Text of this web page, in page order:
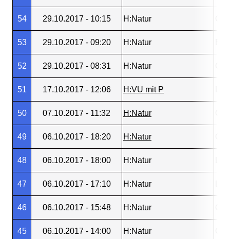
54 29.10.2017 - 10:15 H:Natur
53 29.10.2017 - 09:20 H:Natur
52 29.10.2017 - 08:31 H:Natur
51 17.10.2017 - 12:06 H:VU mit P
50 07.10.2017 - 11:32 H:Natur
49 06.10.2017 - 18:20 H:Natur
48 06.10.2017 - 18:00 H:Natur
47 06.10.2017 - 17:10 H:Natur
46 06.10.2017 - 15:48 H:Natur
45 06.10.2017 - 14:00 H:Natur